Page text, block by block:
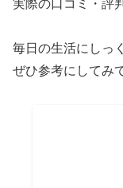
実際の口コミ・評
毎日の生活にしっ
ぜひ参考にしてみ